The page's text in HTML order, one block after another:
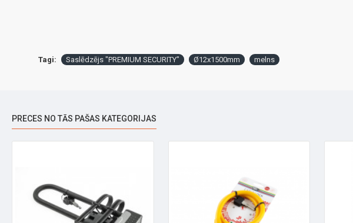
Tagi: Saslēdzējs "PREMIUM SECURITY" Ø12x1500mm melns
PRECES NO TĀS PAŠAS KATEGORIJAS